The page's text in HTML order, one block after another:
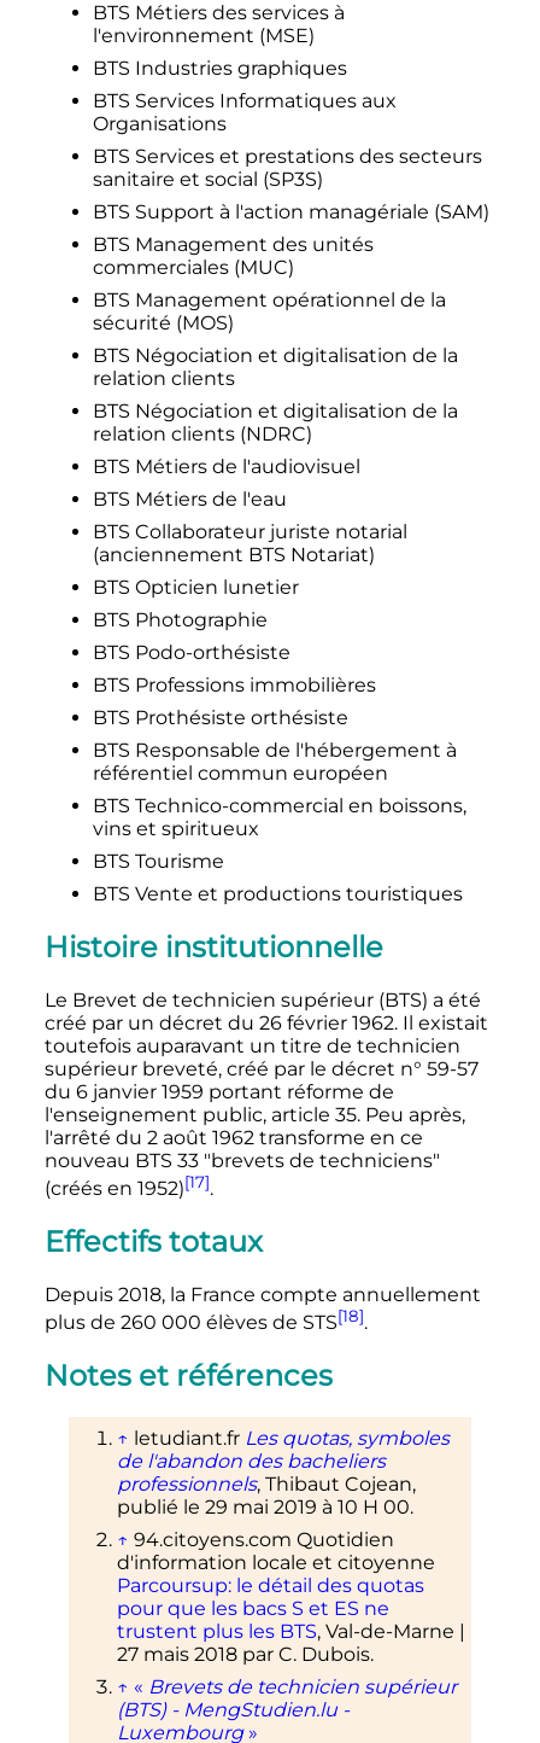
BTS Métiers des services à
l'environnement (MSE)
BTS Industries graphiques
BTS Services Informatiques aux
Organisations
BTS Services et prestations des secteurs
sanitaire et social (SP3S)
BTS Support à l'action managériale (SAM)
BTS Management des unités
commerciales (MUC)
BTS Management opérationnel de la
sécurité (MOS)
BTS Négociation et digitalisation de la
relation clients
BTS Négociation et digitalisation de la
relation clients (NDRC)
BTS Métiers de l'audiovisuel
BTS Métiers de l'eau
BTS Collaborateur juriste notarial
(anciennement BTS Notariat)
BTS Opticien lunetier
BTS Photographie
BTS Podo-orthésiste
BTS Professions immobilières
BTS Prothésiste orthésiste
BTS Responsable de l'hébergement à
référentiel commun européen
BTS Technico-commercial en boissons,
vins et spiritueux
BTS Tourisme
BTS Vente et productions touristiques
Histoire institutionnelle
Le Brevet de technicien supérieur (BTS) a été
créé par un décret du 26 février 1962. Il existait
toutefois auparavant un titre de technicien
supérieur breveté, créé par le décret n° 59-57
du 6 janvier 1959 portant réforme de
l'enseignement public, article 35. Peu après,
l'arrêté du 2 août 1962 transforme en ce
nouveau BTS 33 "brevets de techniciens"
(créés en 1952)[17].
Effectifs totaux
Depuis 2018, la France compte annuellement
plus de 260 000 élèves de STS[18].
Notes et références
↑ letudiant.fr Les quotas, symboles
de l'abandon des bacheliers
professionnels, Thibaut Cojean,
publié le 29 mai 2019 à 10 H 00.
↑ 94.citoyens.com Quotidien
d'information locale et citoyenne
Parcoursup: le détail des quotas
pour que les bacs S et ES ne
trustent plus les BTS, Val-de-Marne |
27 mais 2018 par C. Dubois.
↑ « Brevets de technicien supérieur
(BTS) - MengStudien.lu -
Luxembourg »